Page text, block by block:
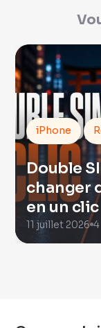
iPhone
Double
changer
en un clic
11 juillet 2026